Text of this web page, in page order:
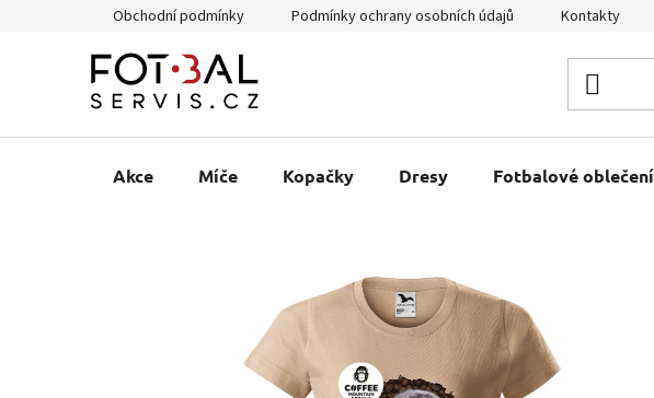
Obchodní podmínky Podmínky ochrany osobních údajů Kontakty
Akce Míče Kopačky Dresy Fotbalové oblečení